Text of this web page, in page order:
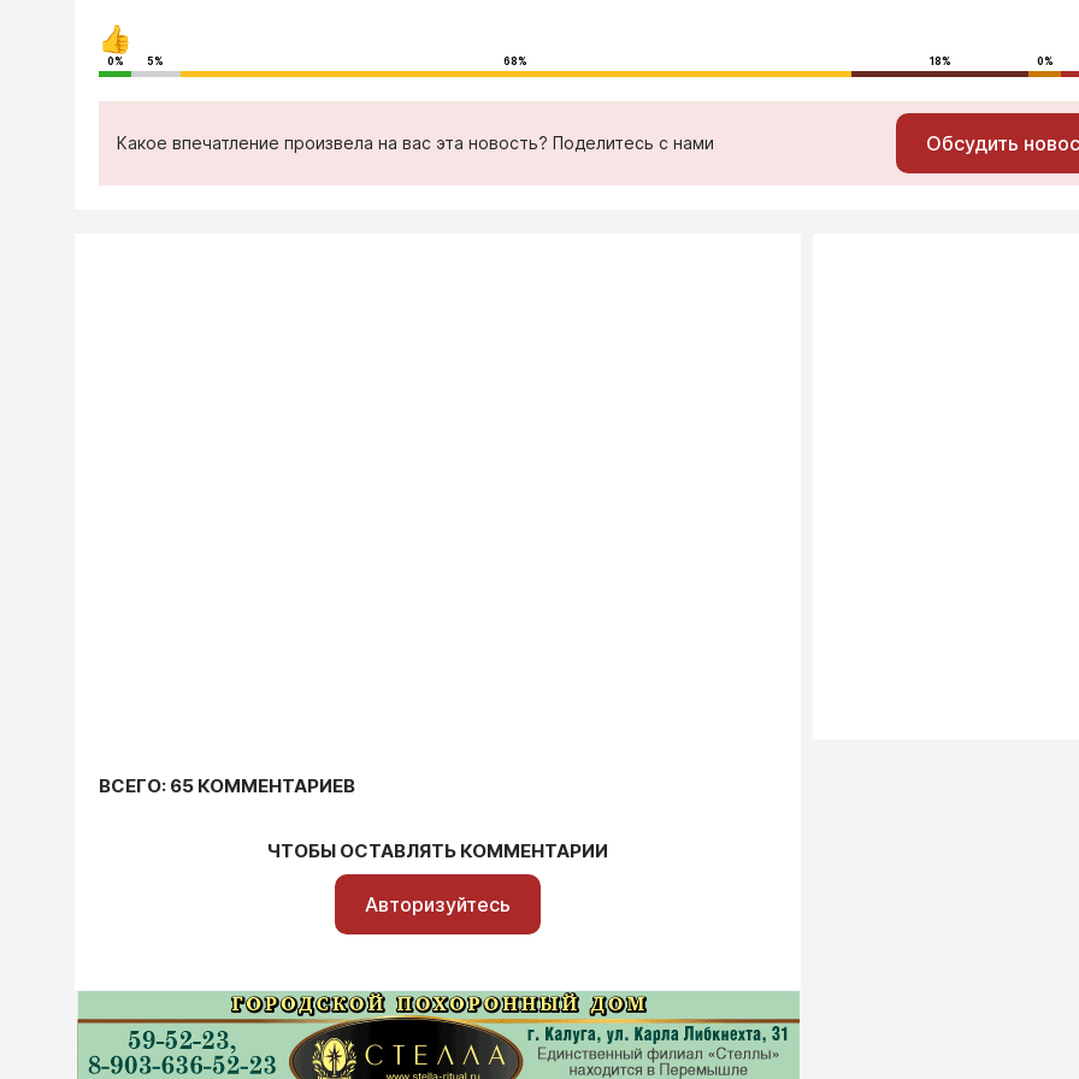
0% 5% 68% 18% 0%
Какое впечатление произвела на вас эта новость? Поделитесь с нами Обсудить
ВСЕГО: 65 КОММЕНТАРИЕВ
ЧТОБЫ ОСТАВЛЯТЬ КОММЕНТАРИИ
Авторизуйтесь